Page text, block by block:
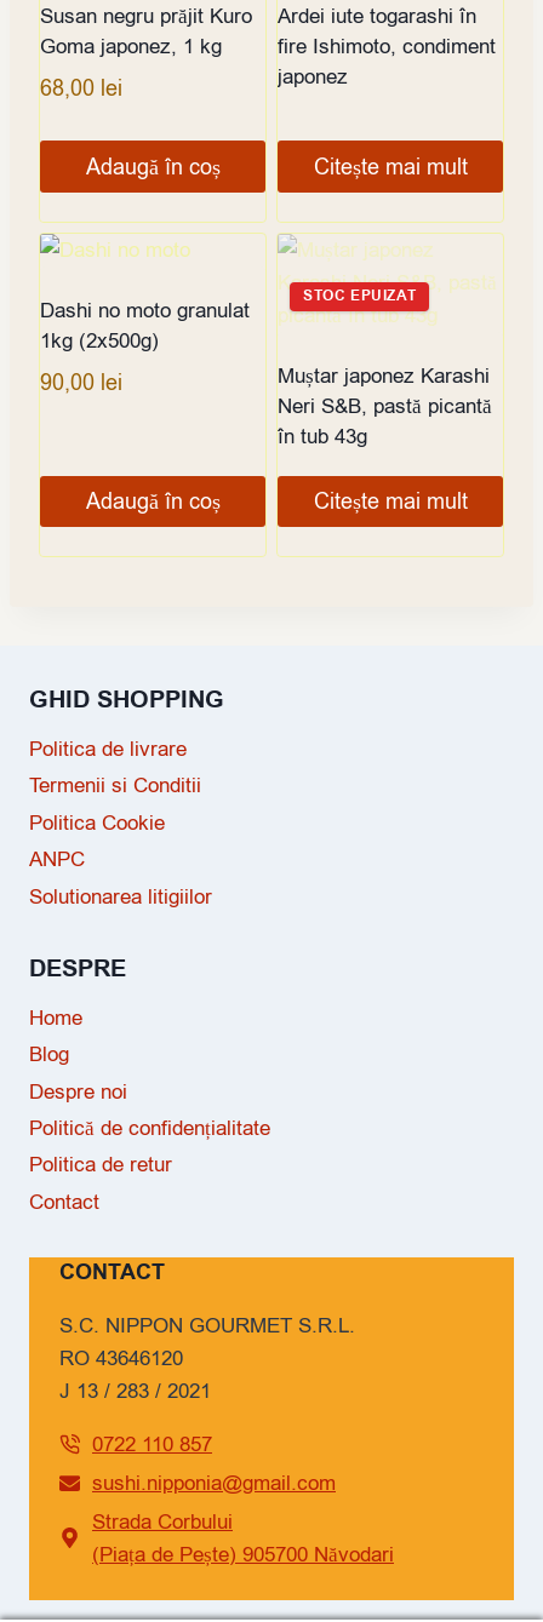
Susan negru prăjit Kuro
Goma japonez, 1 kg
68,00 lei
Adaugă în coș
Ardei iute togarashi în
fire Ishimoto, condiment
japonez
Citește mai mult
Dashi no moto granulat
1kg (2x500g)
90,00 lei
Adaugă în coș
STOC EPUIZAT
Muștar japonez Karashi
Neri S&B, pastă picantă
în tub 43g
Citește mai mult
GHID SHOPPING
Politica de livrare
Termenii si Conditii
Politica Cookie
ANPC
Solutionarea litigiilor
DESPRE
Home
Blog
Despre noi
Politică de confidențialitate
Politica de retur
Contact
CONTACT
S.C. NIPPON GOURMET S.R.L.
RO 43646120
J 13 / 283 / 2021
0722 110 857
sushi.nipponia@gmail.com
Strada Corbului
(Piața de Pește) 905700 Năvodari